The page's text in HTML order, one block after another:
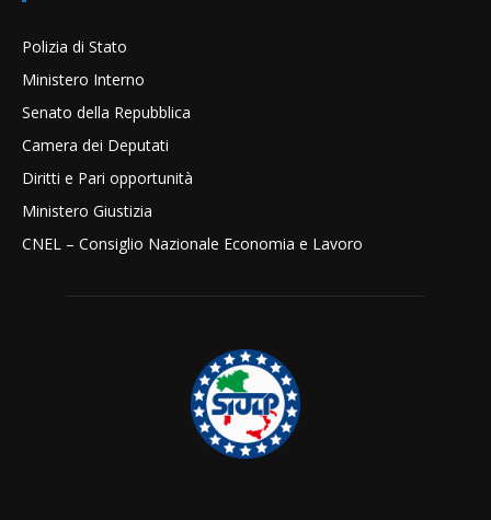
Polizia di Stato
Ministero Interno
Senato della Repubblica
Camera dei Deputati
Diritti e Pari opportunità
Ministero Giustizia
CNEL – Consiglio Nazionale Economia e Lavoro